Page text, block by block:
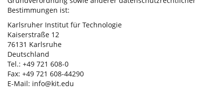
Bestimmungen ist:
Karlsruher Institut für Technologie
Kaiserstraße 12
76131 Karlsruhe
Deutschland
Tel.: +49 721 608-0
Fax: +49 721 608-44290
E-Mail: info@kit.edu